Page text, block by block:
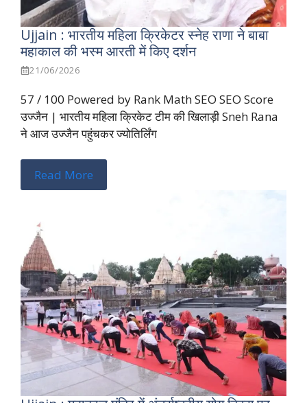
Ujjain : भारतीय महिला क्रिकेटर स्नेह राणा ने बाबा
महाकाल की भस्म आरती में किए दर्शन
21/06/2026
57 / 100 Powered by Rank Math SEO SEO Score
उज्जैन | भारतीय महिला क्रिकेट टीम की खिलाड़ी Sneh Rana
ने आज उज्जैन पहुंचकर ज्योतिर्लिंग
Read More